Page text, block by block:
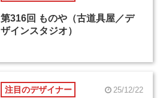
第316回 ものや（古道具屋／デ
ザインスタジオ）
注目のデザイナー 25/12/22